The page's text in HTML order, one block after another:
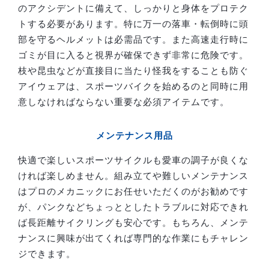
のアクシデントに備えて、しっかりと身体をプロテク
トする必要があります。特に万一の落車・転倒時に頭
部を守るヘルメットは必需品です。また高速走行時に
ゴミが目に入ると視界が確保できず非常に危険です。
枝や昆虫などが直接目に当たり怪我をすることも防ぐ
アイウェアは、スポーツバイクを始めるのと同時に用
意しなければならない重要な必須アイテムです。
メンテナンス用品
快適で楽しいスポーツサイクルも愛車の調子が良くな
ければ楽しめません。組み立てや難しいメンテナンス
はプロのメカニックにお任せいただくのがお勧めです
が、パンクなどちょっととしたトラブルに対応できれ
ば長距離サイクリングも安心です。もちろん、メンテ
ナンスに興味が出てくれば専門的な作業にもチャレン
ジできます。